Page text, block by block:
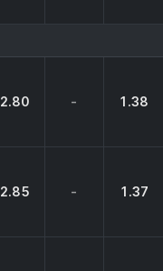
2.80 - 1.38
2.85 - 1.37